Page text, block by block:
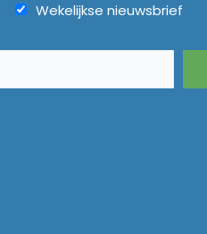
Wekelijkse nieuwsbrief